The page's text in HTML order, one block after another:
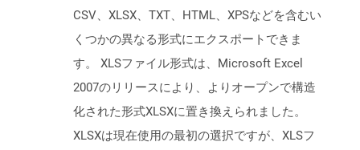
CSV、XLSX、TXT、HTML、XPSなどを含むい
くつかの異なる形式にエクスポートできま
す。 XLSファイル形式は、Microsoft Excel
2007のリリースにより、よりオープンで構造
化された形式XLSXに置き換えられました。
XLSXは現在使用の最初の選択ですが、XLSフ